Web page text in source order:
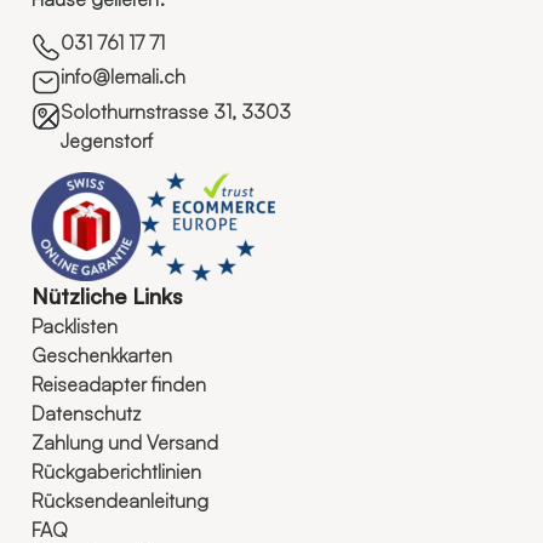
031 761 17 71
info@lemali.ch
Solothurnstrasse 31, 3303
Jegenstorf
Nützliche Links
Packlisten
Geschenkkarten
Reiseadapter finden
Datenschutz
Zahlung und Versand
Rückgaberichtlinien
Rücksendeanleitung
FAQ